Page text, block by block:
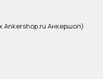
Анкершоп)